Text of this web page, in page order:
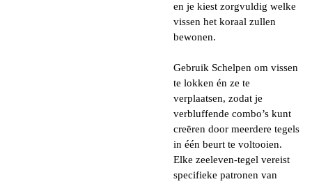
en je kiest zorgvuldig welke
vissen het koraal zullen
bewonen.
Gebruik Schelpen om vissen
te lokken én ze te
verplaatsen, zodat je
verbluffende combo’s kunt
creëren door meerdere tegels
in één beurt te voltooien.
Elke zeeleven-tegel vereist
specifieke patronen van